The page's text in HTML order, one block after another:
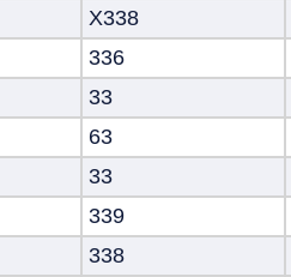
Х338
336
33
63
33
339
338